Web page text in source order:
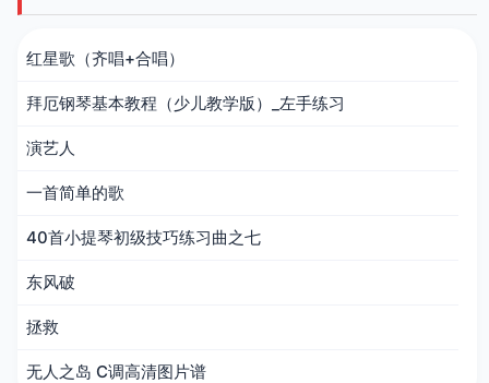
红星歌（齐唱+合唱）
拜厄钢琴基本教程（少儿教学版）_左手练习
演艺人
一首简单的歌
40首小提琴初级技巧练习曲之七
东风破
拯救
无人之岛 C调高清图片谱